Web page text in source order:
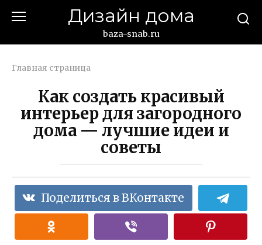
Дизайн дома
baza-snab.ru
Главная страница
Как создать красивый
интерьер для загородного
дома — лучшие идеи и
советы
Поделиться в ВКонтакте